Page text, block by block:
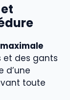
et des gants
d’une
toute